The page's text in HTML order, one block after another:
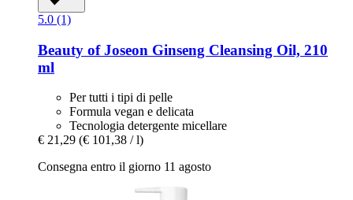
5.0 (1)
Beauty of Joseon Ginseng Cleansing Oil, 210
ml
Per tutti i tipi di pelle
Formula vegan e delicata
Tecnologia detergente micellare
€ 21,29 (€ 101,38 / l)
Consegna entro il giorno 11 agosto